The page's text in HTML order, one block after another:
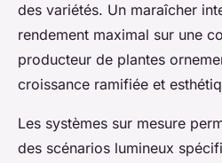
des variétés. Un maraîcher
rendement maximal sur une
producteur de plantes
croissance ramifiée et
Les systèmes sur mesure
des scénarios lumineux